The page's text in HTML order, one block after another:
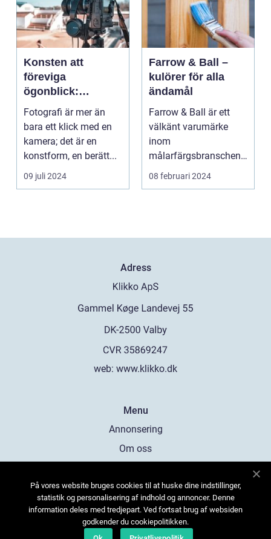
Konsten att
föreviga
ögonblick:
Fotografens värld
Fotografi är mer än
bara ett klick med en
kamera; det är en
konstform, en berätt...
09 juli 2024
Farrow & Ball –
kulörer för alla
ändamål
Farrow & Ball är ett
välkänt varumärke
inom
målarfärgsbranschen
s...
08 februari 2024
Adress
web: www.klikko.dk
Menu
Annonsering
Om oss
Kontakta oss
Sitemap
På vores website bruges cookies til at huske dine indstillinger,
statistik og personalisering af indhold og annoncer. Denne
information deles med tredjepart. Ved fortsat brug af websiden
godkender du cookiepolitikken.